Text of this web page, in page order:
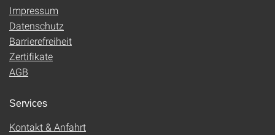
Impressum
Datenschutz
Barrierefreiheit
Zertifikate
AGB
Services
Kontakt & Anfahrt